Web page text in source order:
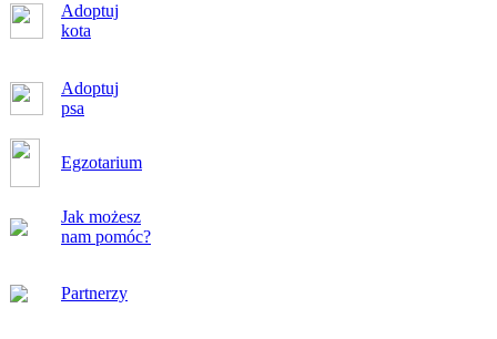
Adoptuj
kota
Adoptuj
psa
Egzotarium
Jak możesz
nam pomóc?
Partnerzy